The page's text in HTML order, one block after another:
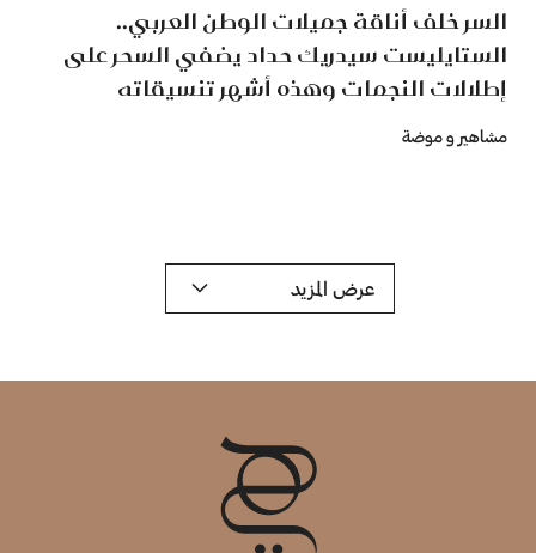
السر خلف أناقة جميلات الوطن العربي..
الستايليست سيدريك حداد يضفي السحر على
إطلالات النجمات وهذه أشهر تنسيقاته
مشاهير و موضة
عرض المزيد